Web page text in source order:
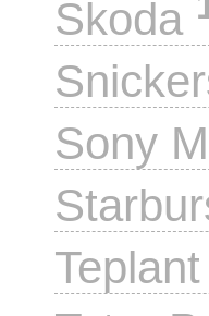
Skoda
Sony
Teplant